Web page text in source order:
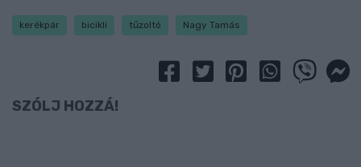
kerékpár bicikli tűzoltó Nagy Tamás
SZÓLJ HOZZÁ!